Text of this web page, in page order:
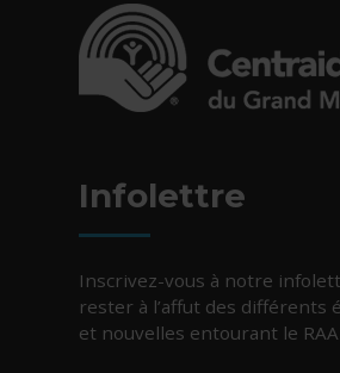
Infolettre
Inscrivez-vous à notre
rester à l’affut des différents
et nouvelles entourant le